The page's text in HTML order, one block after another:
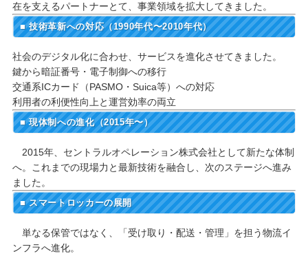
在を支えるパートナーとて、事業領域を拡大してきました。
■ 技術革新への対応（1990年代〜2010年代）
社会のデジタル化に合わせ、サービスを進化させてきました。
鍵から暗証番号・電子制御への移行
交通系ICカード（PASMO・Suica等）への対応
利用者の利便性向上と運営効率の両立
■ 現体制への進化（2015年〜）
2015年、セントラルオペレーション株式会社として新たな体制
へ。これまでの現場力と最新技術を融合し、次のステージへ進み
ました。
■ スマートロッカーの展開
単なる保管ではなく、「受け取り・配送・管理」を担う物流イ
ンフラへ進化。